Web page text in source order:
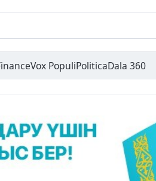
Dala 360
Politica
Vox Populi